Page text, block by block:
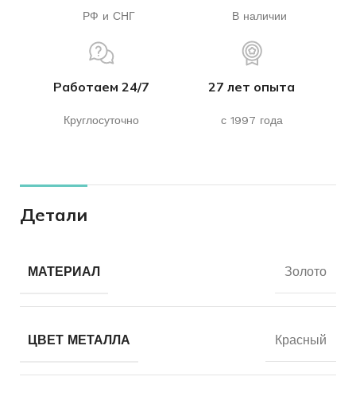
РФ и СНГ В наличии
Работаем 24/7
Круглосуточно
27 лет опыта
с 1997 года
Детали
МАТЕРИАЛ Золото
ЦВЕТ МЕТАЛЛА Красный